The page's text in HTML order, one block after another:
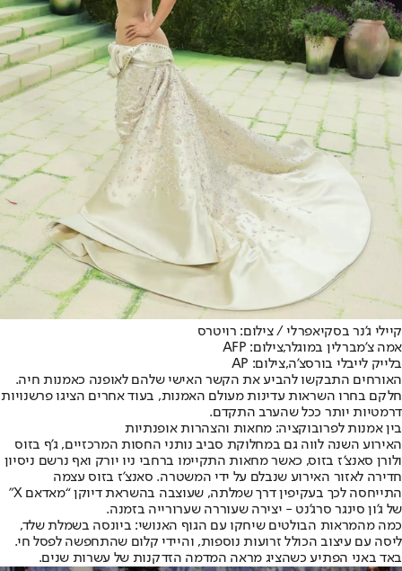
קיילי ג'נר בסקיאפרלי / צילום: רויטרס
אמה צ'מברלין במוגלר,צילום: AFP
בלייק לייבלי בורסצ'ה,צילום: AP
האורחים התבקשו להביע את הקשר האישי שלהם לאופנה כאמנות חיה.
חלקם בחרו השראות עדינות מעולם האמנות, בעוד אחרים הציגו פרשנויות
דרמטיות יותר ככל שהערב התקדם.
בין אמנות לפרובוקציה: מחאות והצהרות אופנתיות
האירוע השנה לווה גם במחלוקת סביב נותני החסות המרכזיים, ג’ף בזוס
ולורן סאנצ’ז בזוס, כאשר מחאות התקיימו ברחבי ניו יורק ואף נרשם ניסיון
חדירה לאזור האירוע שנבלם על ידי המשטרה. סאנצ’ז בזוס עצמה
התייחסה לכך בעקיפין דרך שמלתה, שעוצבה בהשראת דיוקן “מאדאם X”
של ג’ון סינגר סרג’נט - יצירה שעוררה שערורייה בזמנה.
כמה מהמראות הבולטים שיחקו עם הגוף האנושי: ביונסה בשמלת שלד,
ליסה עם עיצוב הכולל זרועות נוספות, והיידי קלום שהתחפשה לפסל חי.
באד באני הפתיע כשהציג מראה המדמה הזדקנות של עשרות שנים.